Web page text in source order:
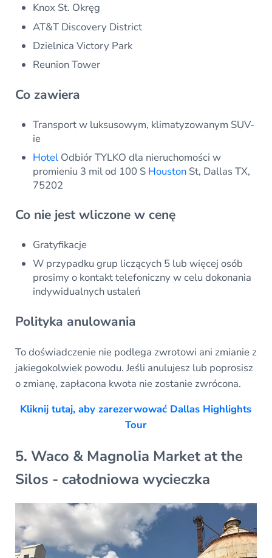
Knox St. Okręg
AT&T Discovery District
Dzielnica Victory Park
Reunion Tower
Co zawiera
Transport w luksusowym, klimatyzowanym SUV-
ie
Hotel Odbiór TYLKO dla nieruchomości w
promieniu 3 mil od 100 S Houston St, Dallas TX,
75202
Co nie jest wliczone w cenę
Gratyfikacje
W przypadku grup liczących 5 lub więcej osób
prosimy o kontakt telefoniczny w celu dokonania
indywidualnych ustaleń
Polityka anulowania
To doświadczenie nie podlega zwrotowi ani zmianie z
jakiegokolwiek powodu. Jeśli anulujesz lub poprosisz
o zmianę, zapłacona kwota nie zostanie zwrócona.
Kliknij tutaj, aby zarezerwować Dallas Highlights
Tour
5. Waco & Magnolia Market at the
Silos - całodniowa wycieczka